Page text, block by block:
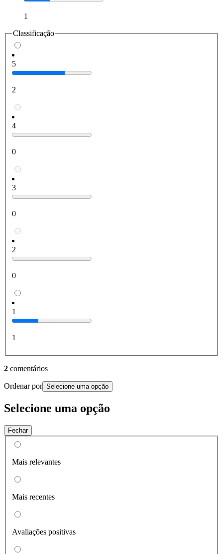
1
Classificação
5
2
4
0
3
0
2
0
1
1
2 comentários
Ordenar por Selecione uma opção
Selecione uma opção
Fechar
Mais relevantes
Mais recentes
Avaliações positivas